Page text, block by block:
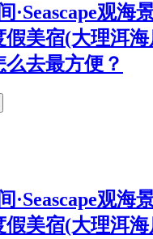
·Seascape观海
假美宿(大理洱
么去最方便？
·Seascape观海
假美宿(大理洱